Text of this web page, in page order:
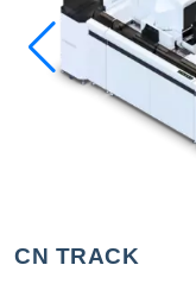
CN TRACK